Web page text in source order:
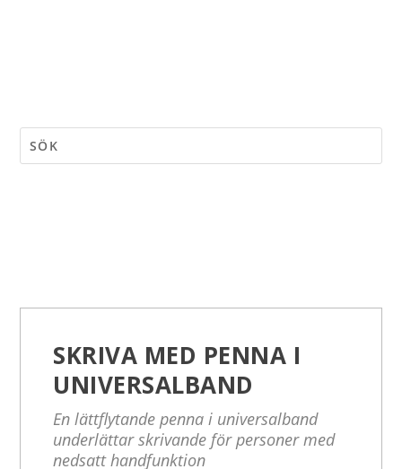
SKRIVA MED PENNA I
UNIVERSALBAND
En lättflytande penna i universalband
underlättar skrivande för personer med
nedsatt handfunktion